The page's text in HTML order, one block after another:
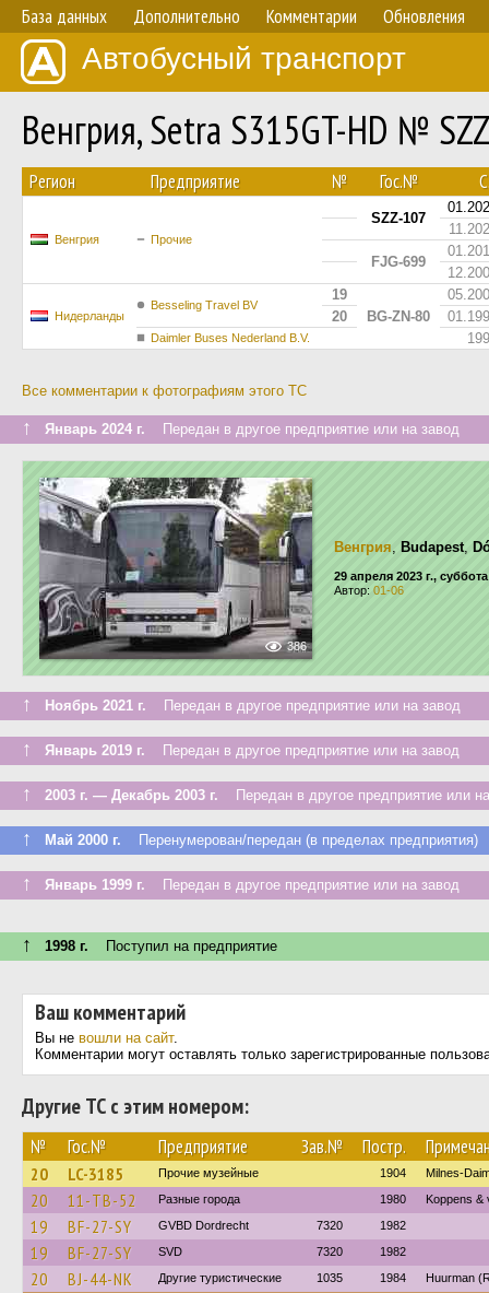
База данных Дополнительно Комментарии Обновления
Автобусный транспорт
Венгрия, Setra S315GT-HD №
Регион Предприятие № Гос.№
Венгрия Прочие
SZZ-107
FJG-699
Нидерланды
Besseling Travel BV
19
BG-ZN-80
20
Daimler Buses Nederland B.V.
Все комментарии к фотографиям этого ТС
↑ Январь 2024 г. Передан в другое предприятие или на завод
386
Венгрия, Budapest,
29 апреля 2023 г., суббота
Автор: 01-06
↑ Ноябрь 2021 г. Передан в другое предприятие или на завод
↑ Январь 2019 г. Передан в другое предприятие или на завод
↑ 2003 г. — Декабрь 2003 г. Передан в другое предприятие или
↑ Май 2000 г. Перенумерован/передан (в пределах предприятия)
↑ Январь 1999 г. Передан в другое предприятие или на завод
↑ 1998 г. Поступил на предприятие
Ваш комментарий
Вы не вошли на сайт.
Комментарии могут оставлять только зарегистрированные
Другие ТС с этим номером:
№ Гос.№ Предприятие Зав.№ Постр.
20 LC-3185 Прочие музейные 1904 Milnes-
20 11-TB-52 Разные города 1980 Koppens &
19 BF-27-SY GVBD Dordrecht 7320 1982
19 BF-27-SY SVD 7320 1982
20 BJ-44-NK Другие туристические 1035 1984 Huurman